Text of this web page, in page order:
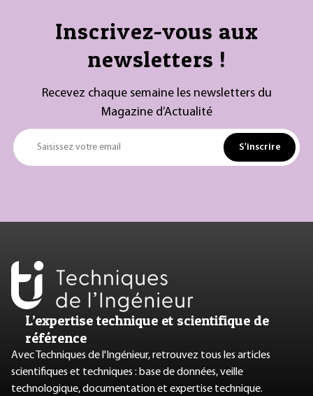
Inscrivez-vous aux
newsletters !
Recevez chaque semaine les newsletters du
Magazine d’Actualité
Saisissez votre email S'inscrire
L’expertise technique et scientifique de
référence
Avec Techniques de l'Ingénieur, retrouvez tous les articles
scientifiques et techniques : base de données, veille
technologique, documentation et expertise technique.